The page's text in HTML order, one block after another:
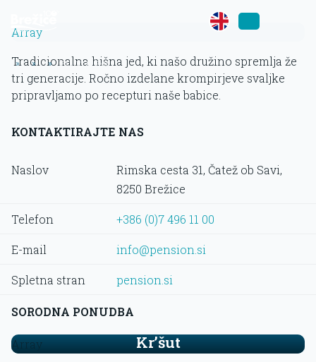
» » » Jedi in pijače
Array
Tradicionalna hišna jed, ki našo družino spremlja že
tri generacije. Ročno izdelane krompirjeve svaljke
pripravljamo po recepturi naše babice.
KONTAKTIRAJTE NAS
Naslov
Rimska cesta 31, Čatež ob Savi,
8250 Brežice
Telefon +386 (0)7 496 11 00
E-mail info@pension.si
Spletna stran pension.si
SORODNA PONUDBA
Kr’šut
Array